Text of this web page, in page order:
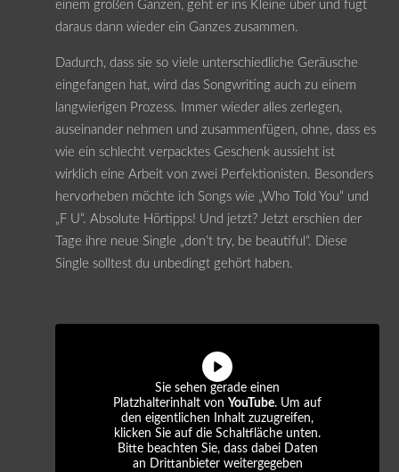
einem großen Ganzen, geht er ins Kleine über und fügt
daraus dann wieder ein Ganzes zusammen.
Dadurch, dass sie so viele unterschiedliche Geräusche
eingefangen hat, wird das Songwriting auch zu einem
langwierigen Prozess. Immer wieder alles zerlegen,
auseinander nehmen und zusammenfügen, ohne, dass es
wie ein schlecht verpacktes Geschenk aussieht ist
wirklich eine Arbeit von zwei Perfektionisten. Besonders
hervorheben möchte ich Songs wie „Who Told You“ und
„F U“. Absolute Hörtipps! Und jetzt? Jetzt erschien der
Tage ihre neue Single „don’t try, be beautiful“. Diese
Single solltest du unbedingt gehört haben.
Sie sehen gerade einen
Platzhalterinhalt von YouTube. Um auf
den eigentlichen Inhalt zuzugreifen,
klicken Sie auf die Schaltfläche unten.
Bitte beachten Sie, dass dabei Daten
an Drittanbieter weitergegeben